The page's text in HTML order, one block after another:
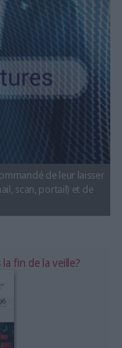
de leur laisser
scan, portail) et de
fin de la veille?